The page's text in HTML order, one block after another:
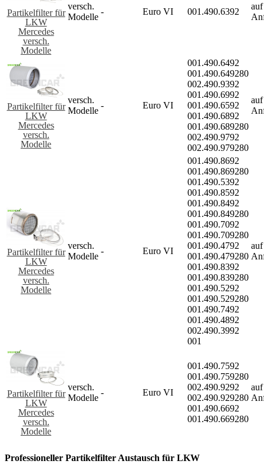
Partikelfilter für
LKW
Mercedes
versch.
Modelle
versch.
Modelle
- Euro VI 001.490.6392
auf
Partikelfilter für
LKW
Mercedes
versch.
Modelle
versch.
Modelle
- Euro VI
001.490.6492
001.490.649280
002.490.9392
001.490.6992
001.490.6592
001.490.6892
001.490.689280
002.490.9792
002.490.979280
auf
Partikelfilter für
LKW
Mercedes
versch.
Modelle
versch.
Modelle
- Euro VI
001.490.8692
001.490.869280
001.490.5392
001.490.8592
001.490.8492
001.490.849280
001.490.7092
001.490.709280
001.490.4792
001.490.479280
001.490.8392
001.490.839280
001.490.5292
001.490.529280
001.490.7492
001.490.4892
002.490.3992
001
auf
Partikelfilter für
LKW
Mercedes
versch.
Modelle
versch.
Modelle
- Euro VI
001.490.7592
001.490.759280
002.490.9292
002.490.929280
001.490.6692
001.490.669280
auf
Professioneller Partikelfilter Austausch für LKW